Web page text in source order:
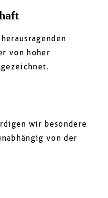
von hoher
wir besondere
von der